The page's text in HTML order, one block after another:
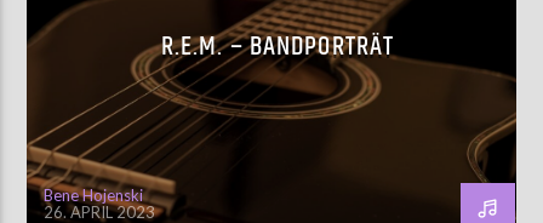
R.E.M. – BANDPORTRÄT
Bene Hojenski
26. APRIL 2023